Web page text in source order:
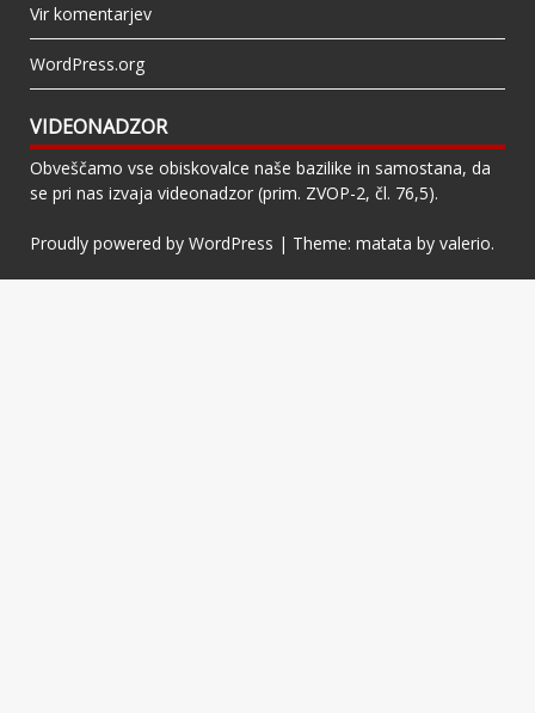
Vir komentarjev
WordPress.org
VIDEONADZOR
Obveščamo vse obiskovalce naše bazilike in samostana, da
se pri nas izvaja videonadzor (prim. ZVOP-2, čl. 76,5).
Proudly powered by WordPress | Theme: matata by valerio.